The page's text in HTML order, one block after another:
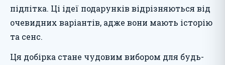
підлітка. Ці ідеї подарунків відрізняються від
очевидних варіантів, адже вони мають історію
та сенс.
Ця добірка стане чудовим вибором для будь-